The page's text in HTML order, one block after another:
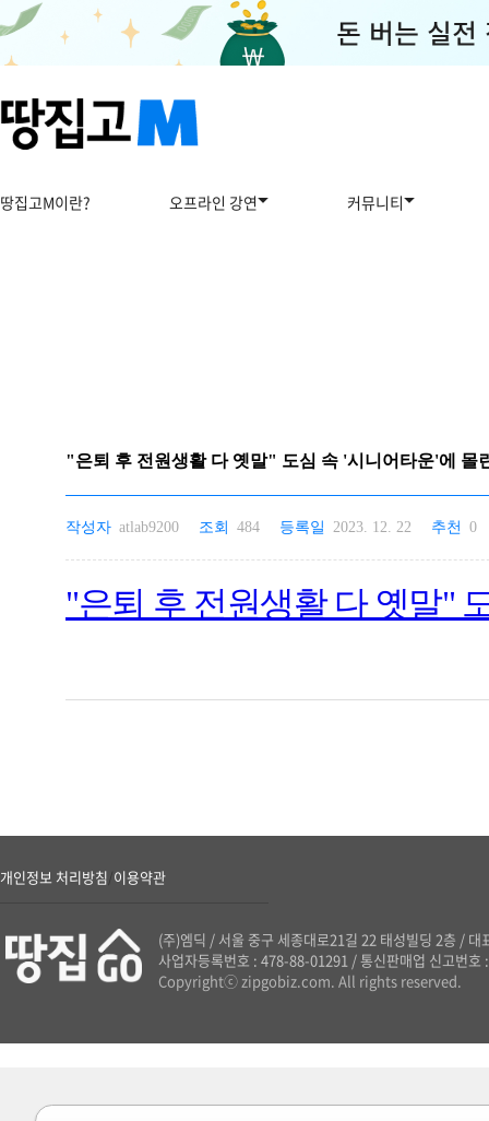
땅집고M이란? 오프라인 강연 커뮤니티
"은퇴 후 전원생활 다 옛말" 도심 속 '시니어타운'에 몰
작성자 atlab9200 조회 484 등록일 2023. 12. 22 추천 0
"은퇴 후 전원생활 다 옛말"
(주)엠딕 / 서울 중구 세종대로21길 22 태성빌딩 2층 / 대
사업자등록번호 : 478-88-01291 /통신판매업 신고번
Copyrightⓒ zipgobiz.com. All rights reserved.
개인정보 처리방침/이용약관